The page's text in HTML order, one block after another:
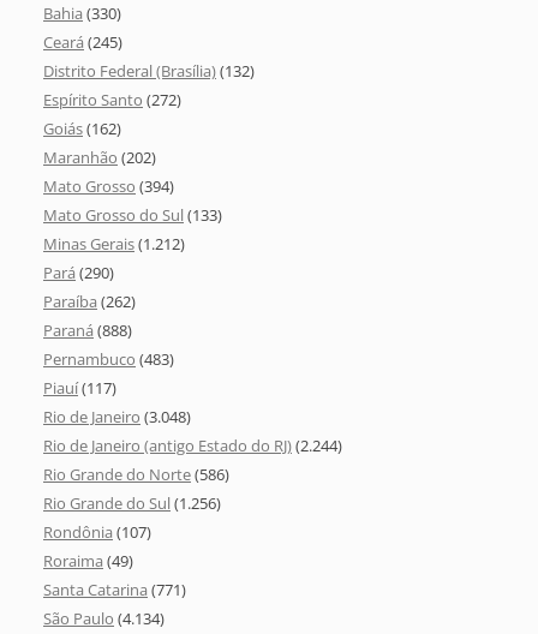
Bahia (330)
Ceará (245)
Distrito Federal (Brasília)(132)
Espírito Santo (272)
Goiás(162)
Maranhão (202)
Mato Grosso (394)
Mato Grosso do Sul(133)
Minas Gerais(1.212)
Pará (290)
Paraíba (262)
Paraná (888)
Pernambuco (483)
Piauí(117)
Rio de Janeiro (3.048)
Rio de Janeiro (antigo Estado do RJ)(2.244)
Rio Grande do Norte(586)
Rio Grande do Sul(1.256)
Rondônia (107)
Roraima (49)
Santa Catarina (771)
São Paulo (4.134)